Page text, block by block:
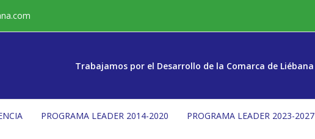
Trabajamos por el Desarrollo de la Comarca de Liébana
PROGRAMA LEADER 2014-2020 PROGRAMA LEADER 2023-2027